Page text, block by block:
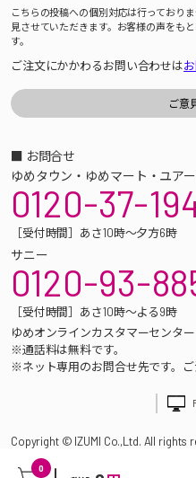
0
こちらの投稿への個別対応は行っており
見させていただきます。お客様の声をも
す。
ご注文にかかわるお問い合わせは
■ お問合せ
ゆめタウン・ゆめマート・ユア
0120-37-
［受付時間］あさ10時～夕方6時
サニー
0120-93-
［受付時間］あさ10時～よる9時
ゆめオンラインカスタマーセンター
※通話料は無料です。
※ネット専用のお問合せ先です。ご
Copyright © IZUMI Co.,Ltd. All rights